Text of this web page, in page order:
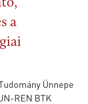
a
Ünnepe
REN BTK